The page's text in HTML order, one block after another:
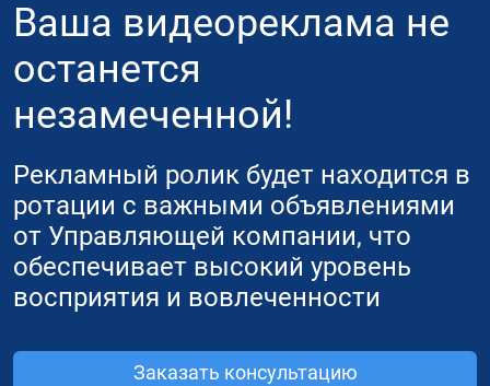
Ваша видеореклама не
останется
незамеченной!
Рекламный ролик будет находится в
ротации с важными объявлениями
от Управляющей компании, что
обеспечивает высокий уровень
восприятия и вовлеченности
Заказать консультацию